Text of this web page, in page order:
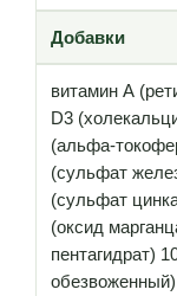
Добавки
витамин А
D3
(альфа-
(сульфат
(сульфат
(оксид
пентагидрат)
обезвоженный)